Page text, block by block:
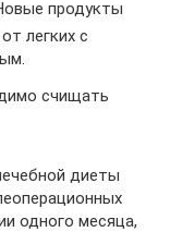
продукты
легких с
счищать
диеты
одного месяца,